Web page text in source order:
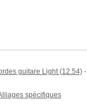
guitare Light (12.54)-
spécifiques